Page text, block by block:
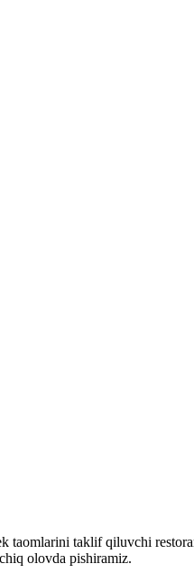
taomlarini taklif qiluvchi
olovda pishiramiz.